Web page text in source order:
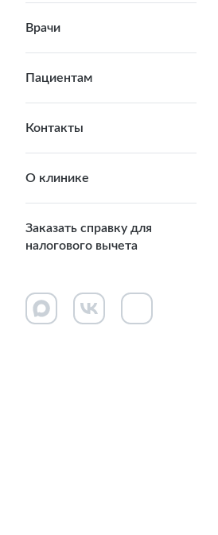
Врачи
Пациентам
Контакты
О клинике
Заказать справку для
налогового вычета